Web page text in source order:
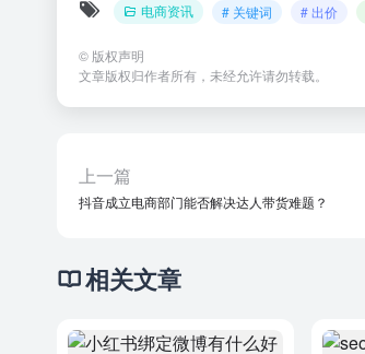
电商资讯 # 关键词 # 出价
© 版权声明
文章版权归作者所有，未经允许请勿转载。
上一篇
抖音成立电商部门能否解决达人带货难题？
相关文章